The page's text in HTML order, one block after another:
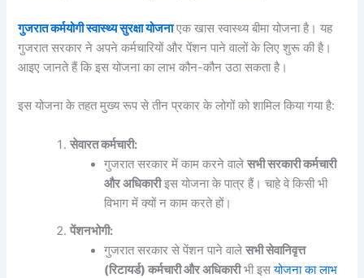
गुजरात कर्मयोगी स्वास्थ्य सुरक्षा योजनाएक खास स्वास्थ्य बीमा योजना है। यह
गुजरात सरकार ने अपने कर्मचारियों और पेंशन पाने वालों के लिए शुरू की है।
आइए जानते हैं कि इस योजना का लाभ कौन-कौन उठा सकता है।
इस योजना के तहत मुख्य रूप से तीन प्रकार के लोगों को शामिल किया गया है:
सेवारत कर्मचारी:
गुजरात सरकार में काम करने वालेसभी सरकारी कर्मचारी
और अधिकारीइस योजना के पात्र हैं। चाहे वे किसी भी
विभाग में क्यों न काम करते हों।
पेंशनभोगी:
गुजरात सरकार से पेंशन पाने वालेसभी सेवानिवृत्त
(रिटायर्ड) कर्मचारी और अधिकारीभी इसयोजना का लाभ